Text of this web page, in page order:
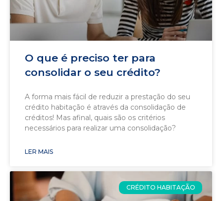
O que é preciso ter para
consolidar o seu crédito?
A forma mais fácil de reduzir a prestação do seu
crédito habitação é através da consolidação de
créditos! Mas afinal, quais são os critérios
necessários para realizar uma consolidação?
LER MAIS
CRÉDITO HABITAÇÃO